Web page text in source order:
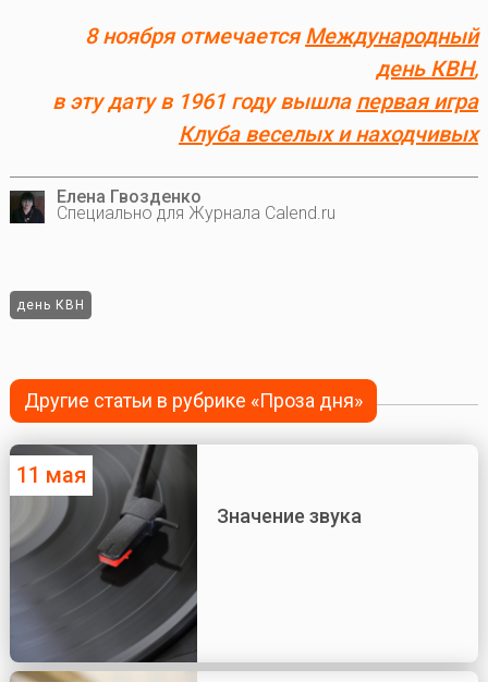
8 ноября отмечаетсяМеждународный
день КВН,
в эту дату в 1961 году вышла первая игра
Клуба веселых и находчивых
Елена Гвозденко
Специально для Журнала Calend.ru
день КВН
Другие статьи в рубрике «Проза дня»
11 мая
Значение звука